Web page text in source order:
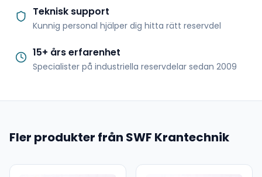
Teknisk support
Kunnig personal hjälper dig hitta rätt reservdel
15+ års erfarenhet
Specialister på industriella reservdelar sedan 2009
Fler produkter från SWF Krantechnik